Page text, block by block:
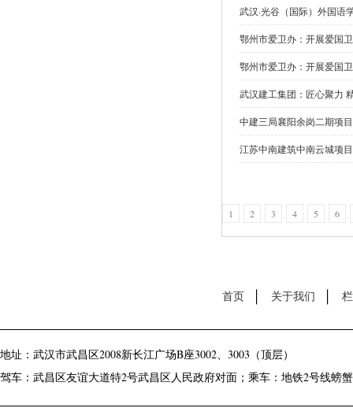
武汉·光谷（国际）外国语
鄂州市爱卫办：开展爱国
鄂州市爱卫办：开展爱国
武汉建工集团：匠心聚力
中建三局襄阳余岗二期项
江苏中南建筑中南云城项
1 2 3 4 5 6
首页 关于我们
地址：武汉市武昌区2008新长江广场B座3002、3003（顶层）
驾车：武昌区友谊大道特2号武昌区人民政府对面；乘车：地铁2号线螃